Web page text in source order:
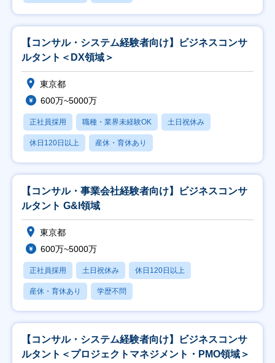
【コンサル・システム経験者向け】ビジネスコンサ
ルタント＜DX領域＞
東京都
600万~5000万
正社員採用 職種・業界未経験OK 土日祝休み
休日120日以上 産休・育休あり
【コンサル・事業会社経験者向け】ビジネスコンサ
ルタント G&I領域
東京都
600万~5000万
正社員採用 土日祝休み 休日120日以上
産休・育休あり 学歴不問
【コンサル・システム経験者向け】ビジネスコンサ
ルタント＜プロジェクトマネジメント・PMO領域＞